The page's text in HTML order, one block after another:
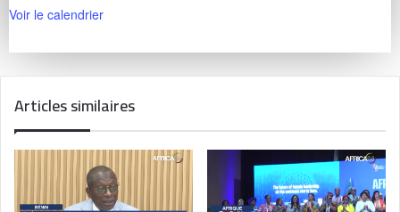
Voir le calendrier
Articles similaires